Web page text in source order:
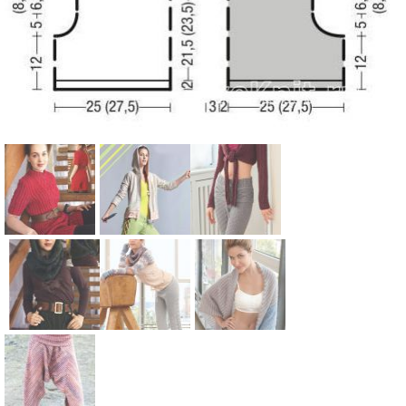
Схема:
женский
комбинезон
с шортами с
узором из
кос вязание
спицами для
Схема:
бриджи в
спортивном
стиле со
Схема:
брюки клеш
с
рельефным
Схема:
свободные